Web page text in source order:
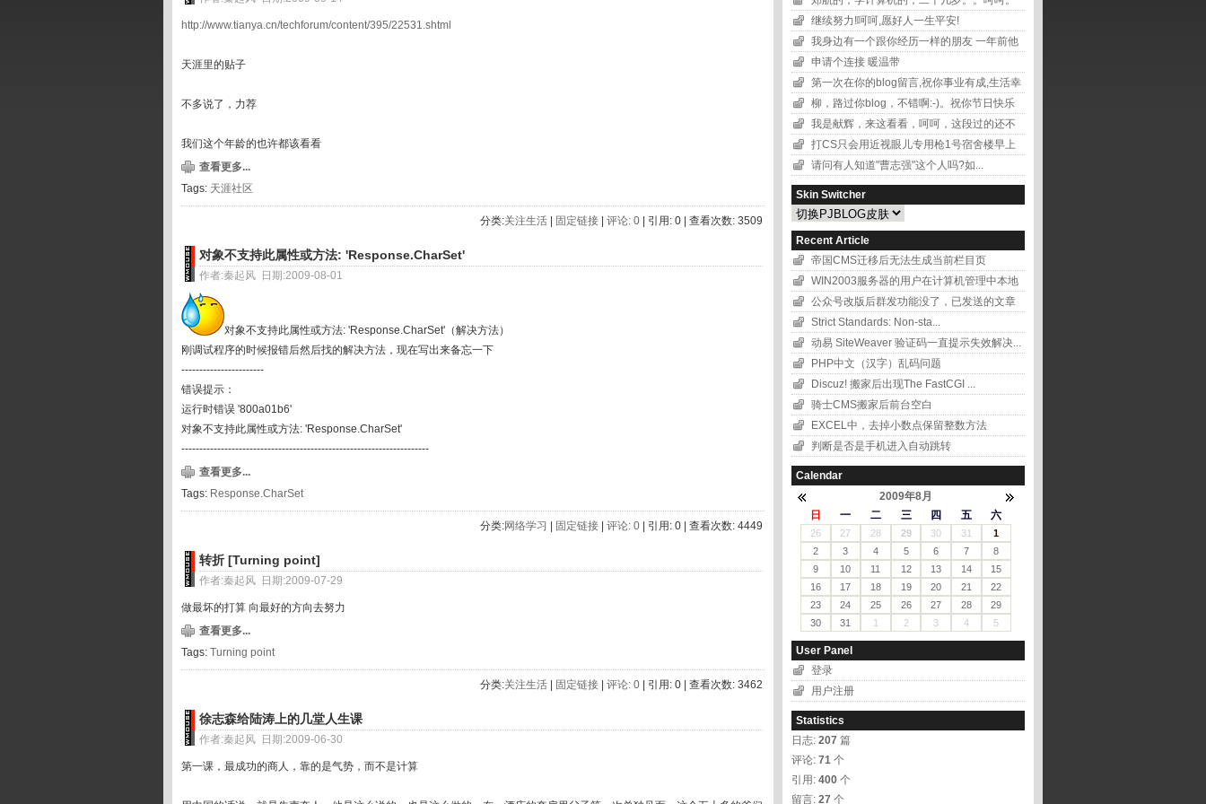
http://www.tianya.cn/techforum/content/395/22531.shtml
天涯里的贴子
不多说了，力荐
我们这个年龄的也许都该看看
查看更多...
Tags: 天涯社区
分类:关注生活 固定链接 评论: 0 | 引用: 0 | 查看次数: 3509
对象不支持此属性或方法: 'Response.CharSet'
作者:秦起风 日期:2009-08-01
对象不支持此属性或方法: 'Response.CharSet'（解决方法）
刚调试程序的时候报错后然后找的解决方法，现在写出来备忘一下
-----------------------
错误提示：
运行时错误 '800a01b6'
对象不支持此属性或方法: 'Response.CharSet'
---------------------------------------------------------------------
查看更多...
Tags: Response.CharSet
分类:网络学习 固定链接 评论: 0 | 引用: 0 | 查看次数: 4449
转折 [Turning point]
作者:秦起风 日期:2009-07-29
做最坏的打算 向最好的方向去努力
查看更多...
Tags: Turning point
分类:关注生活 固定链接 评论: 0 | 引用: 0 | 查看次数: 3462
徐志森给陆涛上的几堂人生课
作者:秦起风 日期:2009-06-30
第一课，最成功的商人，靠的是气势，而不是计算
还开的有小学...
继续努力!呵呵,愿好人一生平安!
我身边有一个跟你经历一样的朋友 一年前他
跟你一样...
申请个连接 暖温带
第一次在你的blog留言,祝你事业有成,生活幸
福 ...
柳，路过你blog，不错啊:-)。祝你节日快乐
我是献辉，来这看看，呵呵，这段过的还不
错吧，多久没...
打CS只会用近视眼儿专用枪1号宿舍楼早上
起床最晚每...
请问有人知道"曹志强"这个人吗?如...
Skin Switcher
Recent Article
帝国CMS迁移后无法生成当前栏目页
WIN2003服务器的用户在计算机管理中本地
用户和...
公众号改版后群发功能没了，已发送的文章
从哪删呢
Strict Standards: Non-sta...
动易 SiteWeaver 验证码一直提示失效解决...
PHP中文（汉字）乱码问题
Discuz! 搬家后出现The FastCGI ...
骑士CMS搬家后前台空白
EXCEL中，去掉小数点保留整数方法
判断是否是手机进入自动跳转
Calendar
2009年8月
日
一 二 三 四 五 六
26 27 28 29 30 31
1
2
3 4 5 6 7
8
9
10 11 12 13 14
15
16
17 18 19 20 21
22
23
24 25 26 27 28
29
30
31 1 2 3 4 5
User Panel
登录
用户注册
Statistics
日志: 207 篇
评论: 71 个
引用: 400 个
留言: 27 个